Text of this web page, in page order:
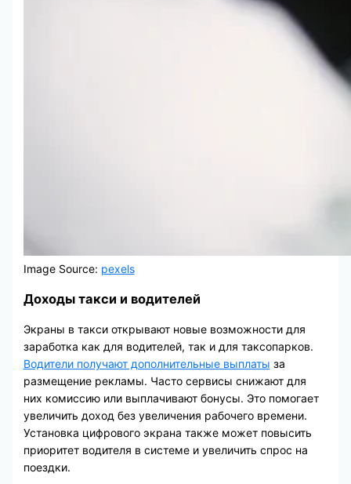
Image Source: pexels
Доходы такси и водителей
Экраны в такси открывают новые возможности для
заработка как для водителей, так и для таксопарков.
Водители получают дополнительные выплаты за
размещение рекламы. Часто сервисы снижают для
них комиссию или выплачивают бонусы. Это помогает
увеличить доход без увеличения рабочего времени.
Установка цифрового экрана также может повысить
приоритет водителя в системе и увеличить спрос на
поездки.